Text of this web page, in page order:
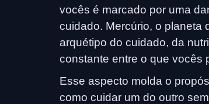
vocês é marcado por uma
cuidado. Mercúrio, o planeta
arquétipo do cuidado, da
constante entre o que vocês
Esse aspecto molda o
como cuidar um do outro